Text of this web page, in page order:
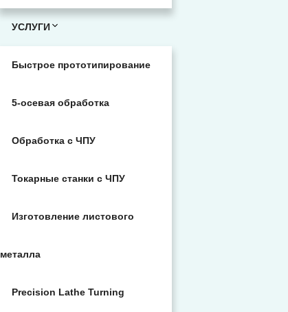
УСЛУГИ
Быстрое прототипирование
5-осевая обработка
Обработка с ЧПУ
Токарные станки с ЧПУ
Изготовление листового
металла
Precision Lathe Turning